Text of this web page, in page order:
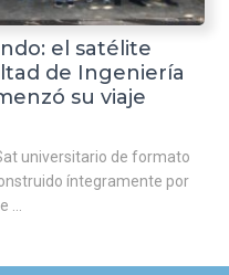
el satélite
de Ingeniería
su viaje
universitario de formato
íntegramente por
...